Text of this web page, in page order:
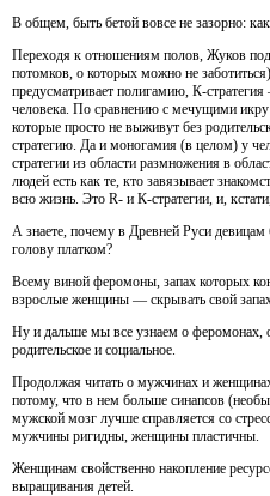
В общем, быть бетой вовсе не зазорно:
Переходя к отношениям полов, Жуков
потомков, о которых можно не
предусматривает полигамию, К-
человека. По сравнению с мечущими
которые просто не выживут без
стратегию. Да и моногамия (в целом) у
стратегии из области размножения в
людей есть как те, кто завязывает
всю жизнь. Это R- и К-стратегии, и,
А знаете, почему в Древней Руси
голову платком?
Всему виной феромоны, запах которых
взрослые женщины — скрывать свой
Ну и дальше мы все узнаем о феромонах,
родительское и социальное.
Продолжая читать о мужчинах и
потому, что в нем больше синапсов
мужской мозг лучше справляется со
мужчины ригидны, женщины пластичны.
Женщинам свойственно накопление
выращивания детей.